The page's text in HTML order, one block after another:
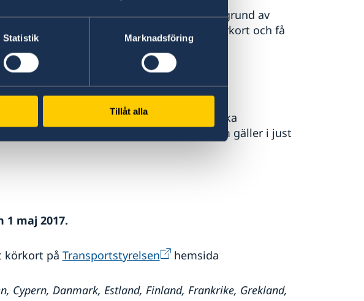
Statistik Marknadsföring
Tillåt alla
men tillfälligt befinner dig utomlands på grund av
kan fortfarande förnya ditt svenska körkort och få
eller ett konsulat.
till Sverige
nytt förarprov för att få tillbaka den svenska
Transportstyrelsen för att få veta vad som gäller i just
1 maj 2017.
körkort på Transportstyrelsen hemsida
Cypern, Danmark, Estland, Finland, Frankrike, Grekland,